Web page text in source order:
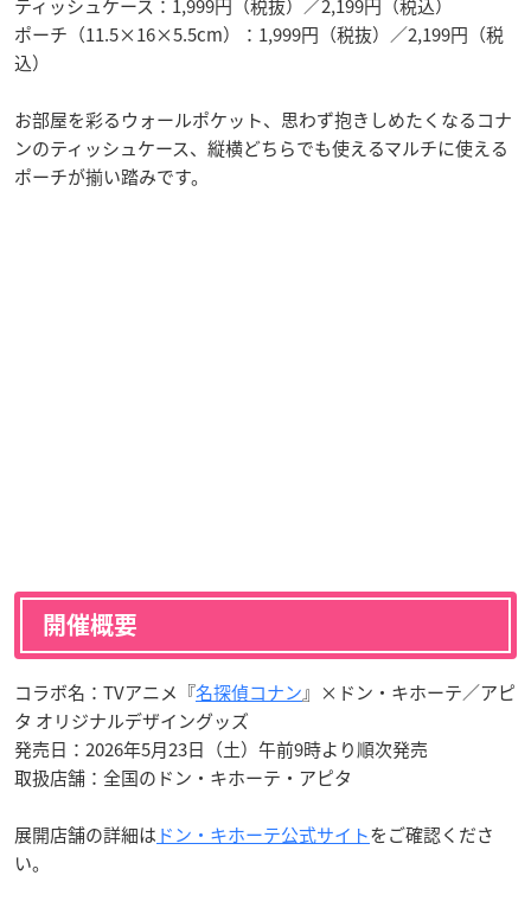
ティッシュケース：1,999円（税抜）／2,199円（税込）
ポーチ（11.5×16×5.5cm）：1,999円（税抜）／2,199円（税
込）
お部屋を彩るウォールポケット、思わず抱きしめたくなるコナ
ンのティッシュケース、縦横どちらでも使えるマルチに使える
ポーチが揃い踏みです。
開催概要
コラボ名：TVアニメ『名探偵コナン』×ドン・キホーテ／アピ
タ オリジナルデザイングッズ
発売日：2026年5月23日（土）午前9時より順次発売
取扱店舗：全国のドン・キホーテ・アピタ
展開店舗の詳細は ドン・キホーテ公式サイトをご確認くださ
い。